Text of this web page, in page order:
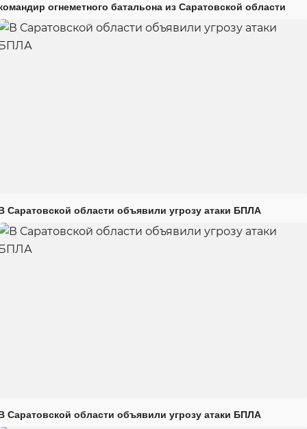
огнеметного батальона из Саратовской области
Саратовской области объявили угрозу атаки БПЛА
Саратовской области объявили угрозу атаки БПЛА